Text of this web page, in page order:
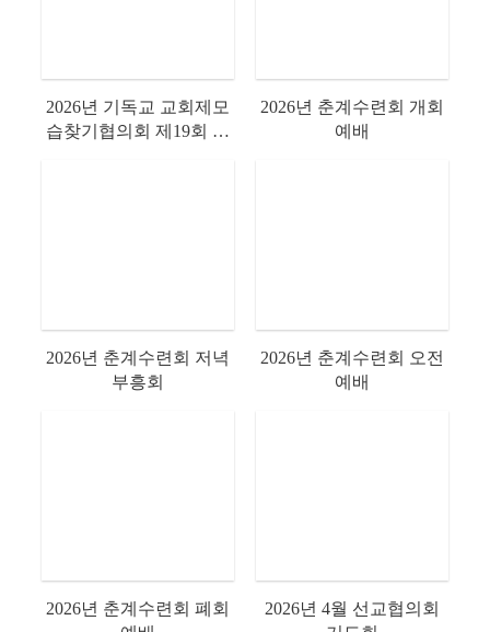
2026년 기독교 교회제모
습찾기협의회 제19회 전
2026년 춘계수련회 개회
예배
2026년 춘계수련회 저녁
부흥회
2026년 춘계수련회 오전
예배
2026년 춘계수련회 폐회
2026년 4월 선교협의회